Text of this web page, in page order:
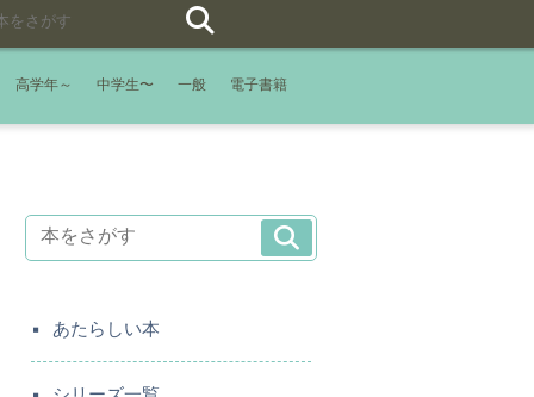
高学年～ 中学生〜 一般 電子書籍
あたらしい本